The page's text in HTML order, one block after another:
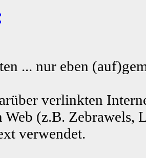
... nur eben
verlinkten
(z.B. Zebrawels,
verwendet.